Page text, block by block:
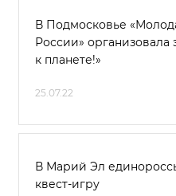
В Подмосковье
России»
к планете!»
25.07.22
В Марий Эл
квест-игру